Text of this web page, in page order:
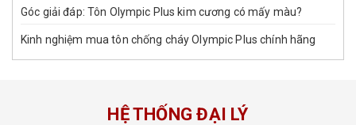
Góc giải đáp: Tôn Olympic Plus kim cương có mấy màu?
Kinh nghiệm mua tôn chống cháy Olympic Plus chính hãng
HỆ THỐNG ĐẠI LÝ